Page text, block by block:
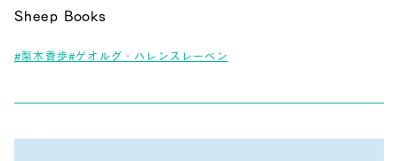
Sheep Books
#梨木香歩#ゲオルグ・ハレンスレーベン